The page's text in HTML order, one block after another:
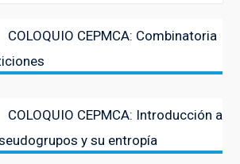
anterior:
COLOQUIO CEPMCA: Combinatoria
siguiente:
COLOQUIO CEPMCA: Introducción a
y su entropía